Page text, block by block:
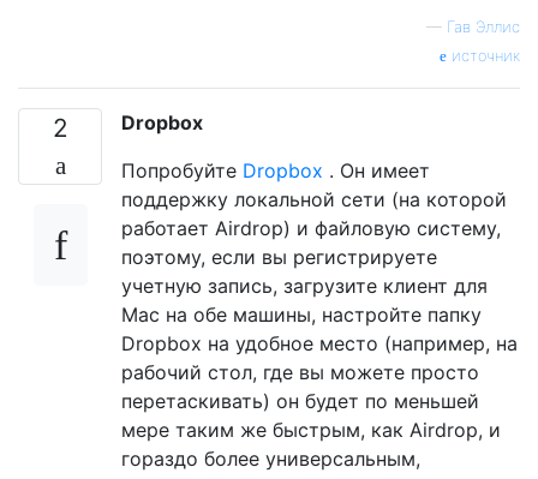
— Гав Эллис
источник
2
Dropbox
Попробуйте Dropbox . Он имеет
поддержку локальной сети (на которой
работает Airdrop) и файловую систему,
поэтому, если вы регистрируете
учетную запись, загрузите клиент для
Mac на обе машины, настройте папку
Dropbox на удобное место (например, на
рабочий стол, где вы можете просто
перетаскивать) он будет по меньшей
мере таким же быстрым, как Airdrop, и
гораздо более универсальным,